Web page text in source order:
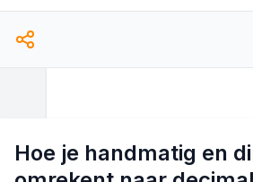
Hoe je handmatig en